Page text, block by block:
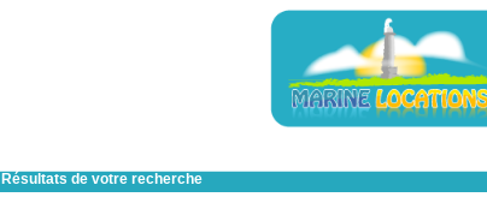
Résultats de votre recherche